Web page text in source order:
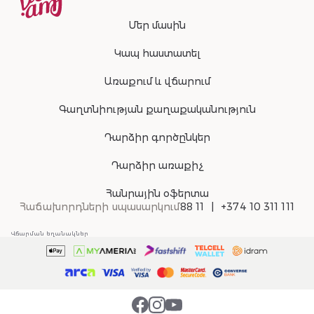
Մեր մասին
Կապ հաստատել
Առաքում և վճարում
Գաղտնիության քաղաքականություն
Դարձիր գործընկեր
Դարձիր առաքիչ
Հանրային օֆերտա
Հաճախորդների սպասարկում88 11 +374 10 311 111
Վճարման եղանակներ